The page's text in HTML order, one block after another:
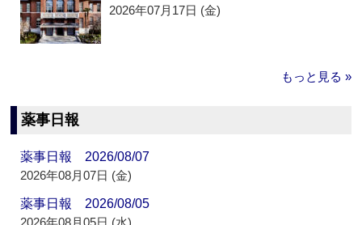
2026年07月17日 (金)
もっと見る »
薬事日報
薬事日報 2026/08/07
2026年08月07日 (金)
薬事日報 2026/08/05